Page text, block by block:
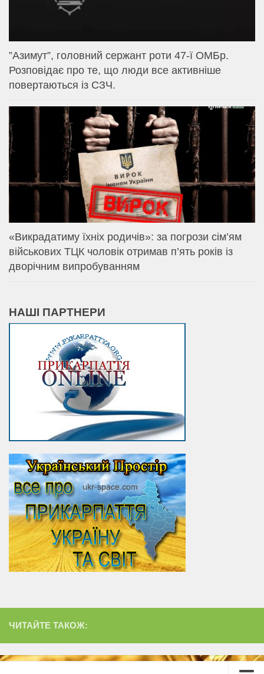
⁨”Азимут”, головний сержант роти 47-ї ОМБр.
Розповідає про те, що люди все активніше
повертаються із СЗЧ.
«Викрадатиму їхніх родичів»: за погрози сім’ям
військових ТЦК чоловік отримав п’ять років із
дворічним випробуванням
НАШІ ПАРТНЕРИ
ЧИТАЙТЕ ТАКОЖ: